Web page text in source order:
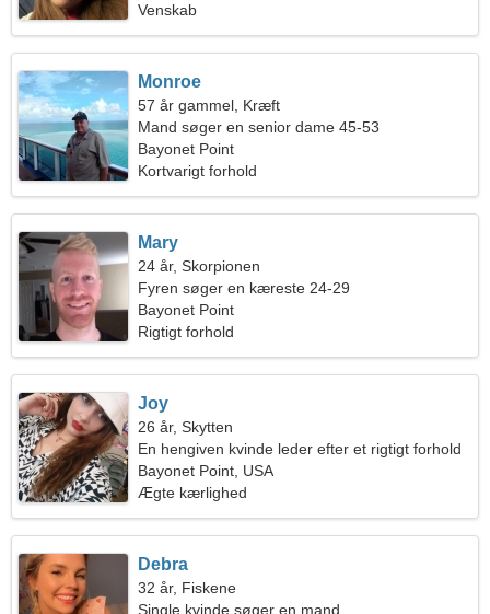
Venskab
Monroe
57 år gammel, Kræft
Mand søger en senior dame 45-53
Bayonet Point
Kortvarigt forhold
Mary
24 år, Skorpionen
Fyren søger en kæreste 24-29
Bayonet Point
Rigtigt forhold
Joy
26 år, Skytten
En hengiven kvinde leder efter et rigtigt forhold
Bayonet Point, USA
Ægte kærlighed
Debra
32 år, Fiskene
Single kvinde søger en mand